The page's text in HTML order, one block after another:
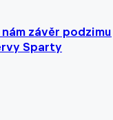
závěr podzimu
Sparty